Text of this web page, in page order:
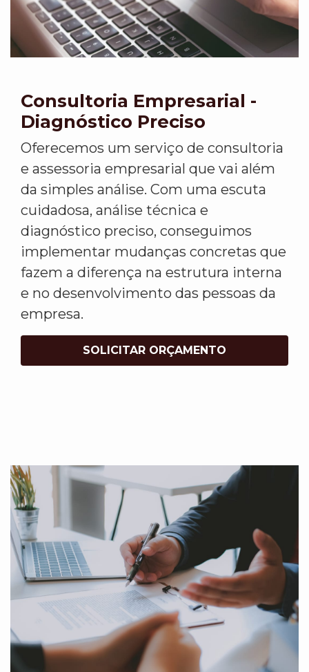
Consultoria Empresarial -
Diagnóstico Preciso
Oferecemos um serviço de consultoria
e assessoria empresarial que vai além
da simples análise. Com uma escuta
cuidadosa, análise técnica e
diagnóstico preciso, conseguimos
implementar mudanças concretas que
fazem a diferença na estrutura interna
e no desenvolvimento das pessoas da
empresa.
SOLICITAR ORÇAMENTO